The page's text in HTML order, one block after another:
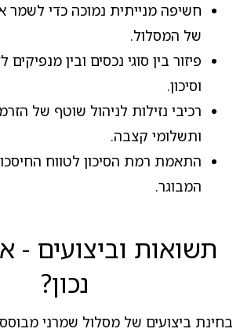
חשיפה מנייתית נמוכה כדי לשמר
של המסלול.
פיזור בין סוגי נכסים ובין מנפיקים
וסיכון.
רכיבי נזילות לניהול שוטף של
ותשלומי קצבה.
התאמת רמת הסיכון לטווח
המבוגר.
תשואות וביצועים -
נכון?
בחינת ביצועים של מסלול שמרני